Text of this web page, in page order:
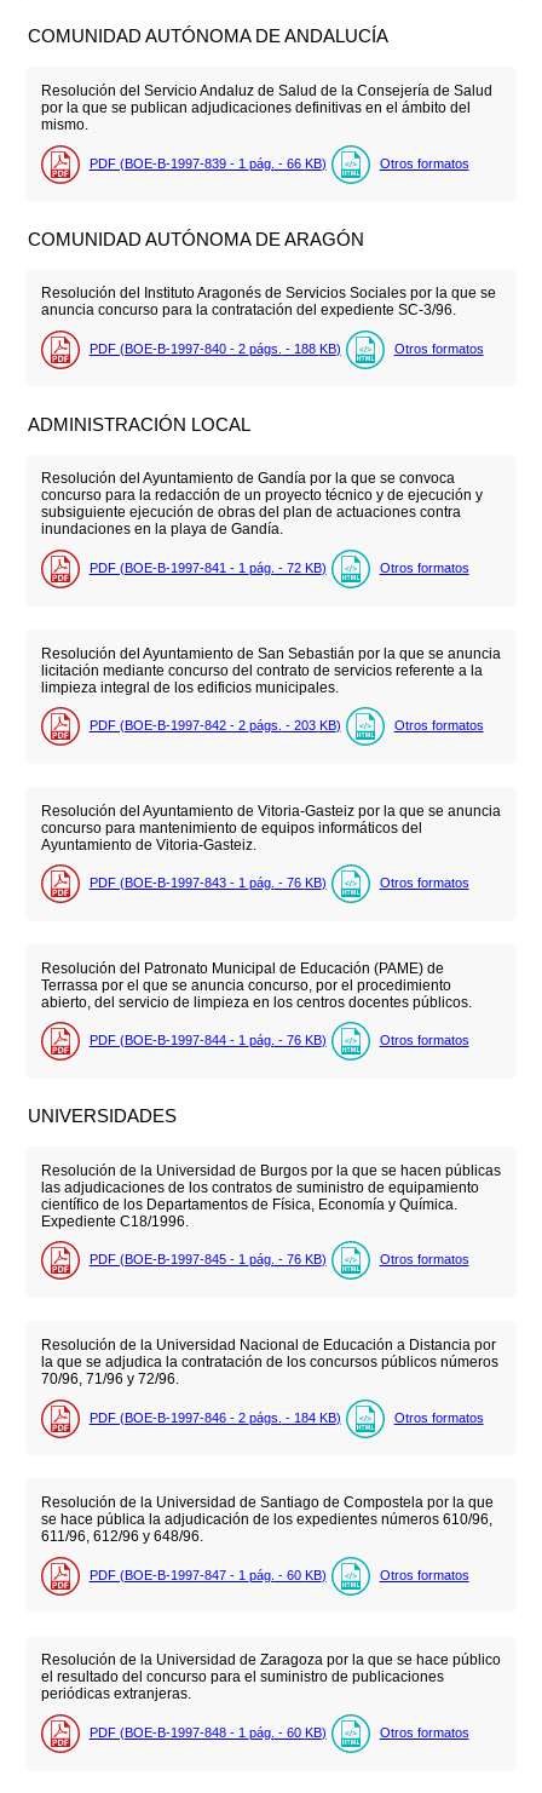
COMUNIDAD AUTÓNOMA DE ANDALUCÍA
Resolución del Servicio Andaluz de Salud de la Consejería de Salud
por la que se publican adjudicaciones definitivas en el ámbito del
mismo.
PDF (BOE-B-1997-839 - 1 pág. - 66 KB) Otros formatos
COMUNIDAD AUTÓNOMA DE ARAGÓN
Resolución del Instituto Aragonés de Servicios Sociales por la que se
anuncia concurso para la contratación del expediente SC-3/96.
PDF (BOE-B-1997-840 - 2 págs. - 188 KB) Otros formatos
ADMINISTRACIÓN LOCAL
Resolución del Ayuntamiento de Gandía por la que se convoca
concurso para la redacción de un proyecto técnico y de ejecución y
subsiguiente ejecución de obras del plan de actuaciones contra
inundaciones en la playa de Gandía.
PDF (BOE-B-1997-841 - 1 pág. - 72 KB) Otros formatos
Resolución del Ayuntamiento de San Sebastián por la que se anuncia
licitación mediante concurso del contrato de servicios referente a la
limpieza integral de los edificios municipales.
PDF (BOE-B-1997-842 - 2 págs. - 203 KB) Otros formatos
Resolución del Ayuntamiento de Vitoria-Gasteiz por la que se anuncia
concurso para mantenimiento de equipos informáticos del
Ayuntamiento de Vitoria-Gasteiz.
PDF (BOE-B-1997-843 - 1 pág. - 76 KB) Otros formatos
Resolución del Patronato Municipal de Educación (PAME) de
Terrassa por el que se anuncia concurso, por el procedimiento
abierto, del servicio de limpieza en los centros docentes públicos.
PDF (BOE-B-1997-844 - 1 pág. - 76 KB) Otros formatos
UNIVERSIDADES
Resolución de la Universidad de Burgos por la que se hacen públicas
las adjudicaciones de los contratos de suministro de equipamiento
científico de los Departamentos de Física, Economía y Química.
Expediente C18/1996.
PDF (BOE-B-1997-845 - 1 pág. - 76 KB) Otros formatos
Resolución de la Universidad Nacional de Educación a Distancia por
la que se adjudica la contratación de los concursos públicos números
70/96, 71/96 y 72/96.
PDF (BOE-B-1997-846 - 2 págs. - 184 KB) Otros formatos
Resolución de la Universidad de Santiago de Compostela por la que
se hace pública la adjudicación de los expedientes números 610/96,
611/96, 612/96 y 648/96.
PDF (BOE-B-1997-847 - 1 pág. - 60 KB) Otros formatos
Resolución de la Universidad de Zaragoza por la que se hace público
el resultado del concurso para el suministro de publicaciones
periódicas extranjeras.
PDF (BOE-B-1997-848 - 1 pág. - 60 KB) Otros formatos